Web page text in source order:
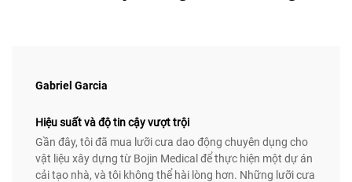
Gabriel Garcia
Hiệu suất và độ tin cậy vượt trội
Gần đây, tôi đã mua lưỡi cưa dao động chuyên dụng cho
vật liệu xây dựng từ Bojin Medical để thực hiện một dự án
cải tạo nhà, và tôi không thể hài lòng hơn. Những lưỡi cưa